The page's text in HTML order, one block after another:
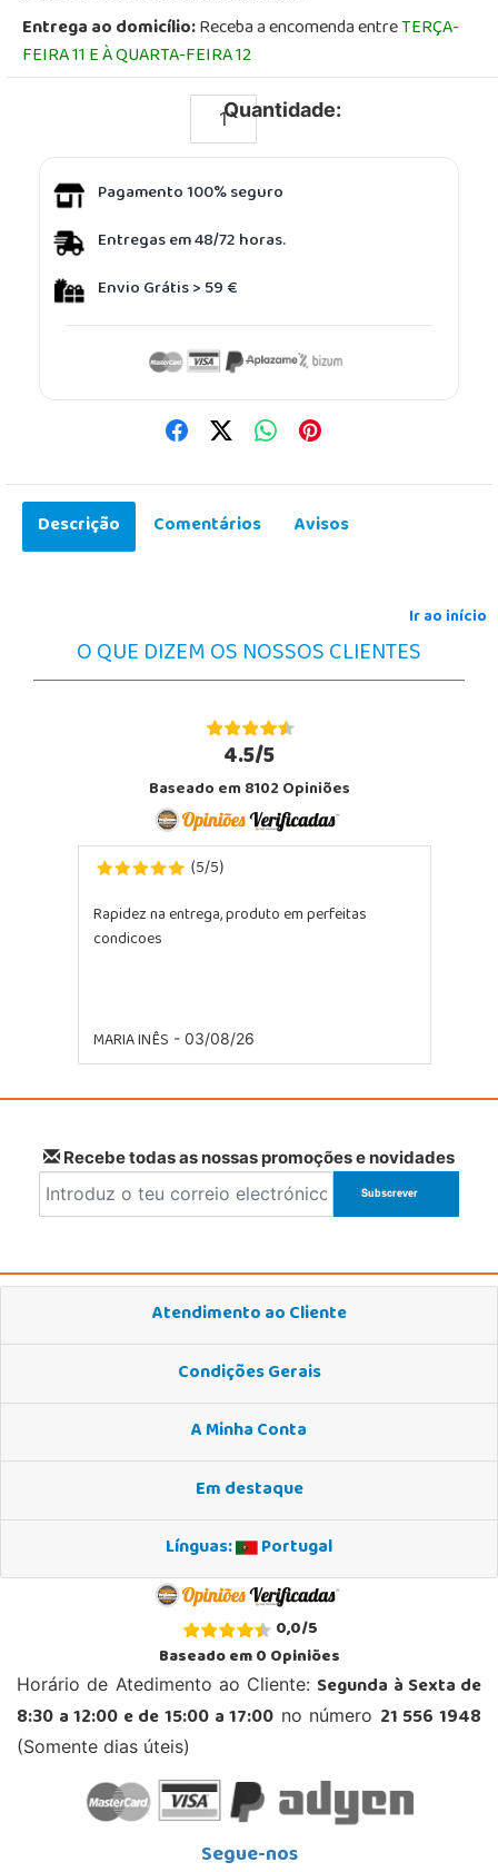
Entrega ao domicílio:Receba a encomenda entreTERÇA-
FEIRA 11 E À QUARTA-FEIRA 12
Quantidade:
Pagamento 100% seguro
Entregas em 48/72 horas.
Envio Grátis > 59 €
Descrição Comentários Avisos
Ir ao início
O QUE DIZEM OS NOSSOS CLIENTES
4.5/5
Baseado em 8102 Opiniões
(5/5)
Rapidez na entrega, produto em perfeitas
condicoes
MARIA INÊS - 03/08/26
Recebe todas as nossas promoções e novidades
Atendimento ao Cliente
Condições Gerais
A Minha Conta
Em destaque
Línguas:
Portugal
0,0/5
Baseado em0Opiniões
Horário de Atedimento ao Cliente: Segunda à Sexta de
8:30 a 12:00 e de 15:00 a 17:00 no número 21 556 1948
(Somente dias úteis)
Segue-nos